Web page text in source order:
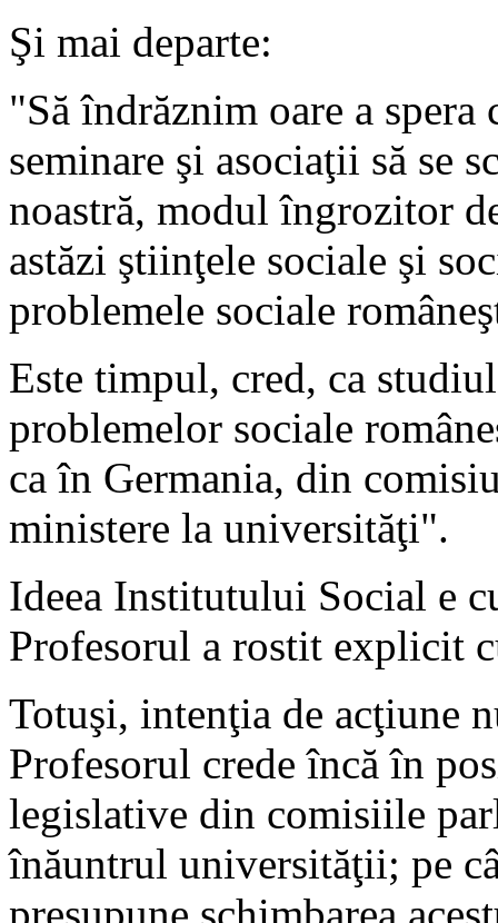
Şi mai departe:
"Să îndrăznim oare a
seminare şi asociaţii să se
noastră, modul îngrozitor
astăzi ştiinţele sociale şi
problemele sociale
Este timpul, cred, ca
problemelor sociale
ca în Germania, din
ministere la universităţi".
Ideea Institutului Social e
Profesorul a rostit explicit
Totuşi, intenţia de acţiune
Profesorul crede încă în
legislative din comisiile
înăuntrul universităţii; pe